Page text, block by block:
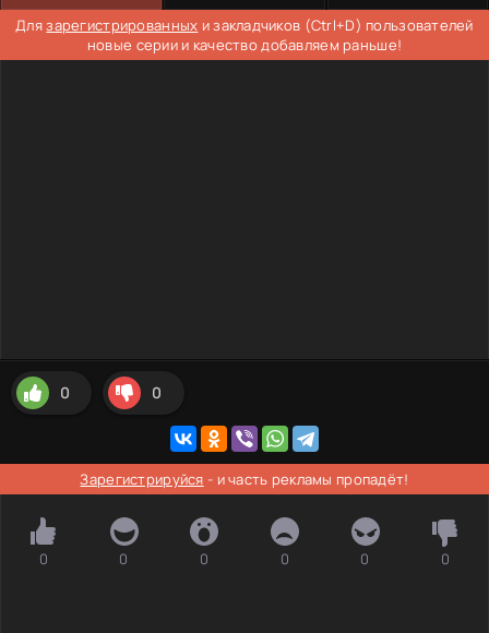
Длязарегистрированных и закладчиков (Ctrl+D) пользователей
новые серии и качество добавляем раньше!
0 0
Зарегистрируйся - и часть рекламы пропадёт!
0 0 0 0 0 0